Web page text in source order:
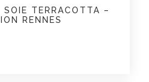
SOIE TERRACOTTA –
RENNES